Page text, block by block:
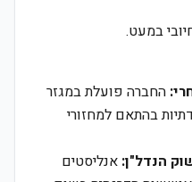
במעט.
החברה פועלת במגזר
בהתאם למחזורי
הנדל"ן: אנליסטים